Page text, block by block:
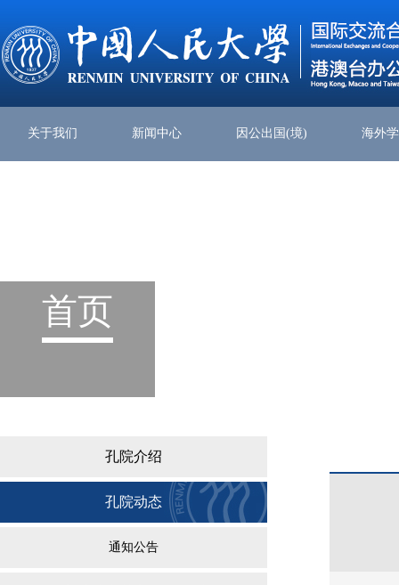
关于我们 新闻中心 因公出国(境) 海外
首页
孔院介绍
孔院动态
通知公告